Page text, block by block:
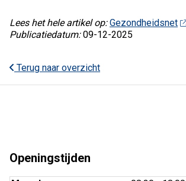
Lees het hele artikel op: Gezondheidsnet
Publicatiedatum:09-12-2025
Terug naar overzicht
Openingstijden